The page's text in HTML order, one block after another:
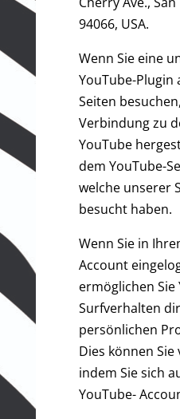
94066, USA.
Wenn Sie eine
YouTube-
Seiten
Verbindung zu
YouTube
dem YouTube-
welche unserer
besucht haben.
Wenn Sie in
Account
ermöglichen Sie
Surfverhalten
persönlichen
Dies können
indem Sie sich
YouTube-